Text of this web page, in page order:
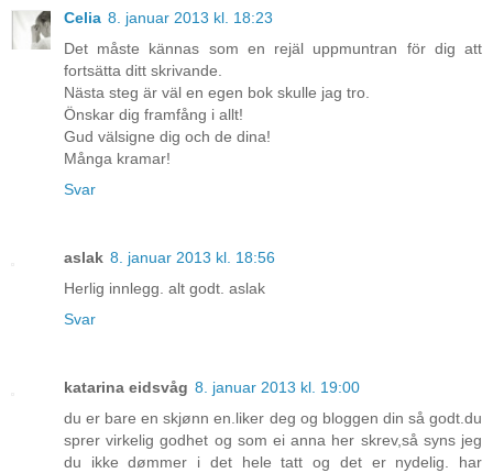
Celia 8. januar 2013 kl. 18:23
Det måste kännas som en rejäl uppmuntran för dig att
fortsätta ditt skrivande.
Nästa steg är väl en egen bok skulle jag tro.
Önskar dig framfång i allt!
Gud välsigne dig och de dina!
Många kramar!
Svar
aslak 8. januar 2013 kl. 18:56
Herlig innlegg. alt godt. aslak
Svar
katarina eidsvåg 8. januar 2013 kl. 19:00
du er bare en skjønn en.liker deg og bloggen din så godt.du
sprer virkelig godhet og som ei anna her skrev,så syns jeg
du ikke dømmer i det hele tatt og det er nydelig. har